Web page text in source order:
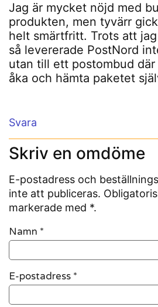
Jag är mycket nöjd med
produkten, men tyvärr
helt smärtfritt. Trots att
så levererade PostNord
utan till ett postombud
åka och hämta paketet
Svara
Skriv en omdöme
E-postadress och
inte att publiceras.
markerade med *.
Namn *
E-postadress *